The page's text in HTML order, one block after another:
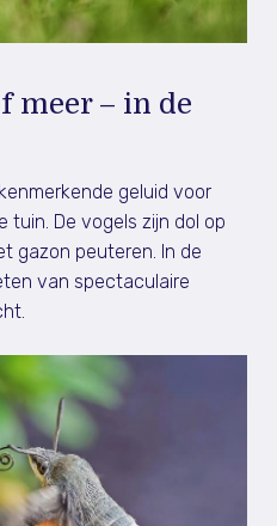
meer – in de
geluid voor
tuin. De vogels zijn dol op
gazon peuteren. In de
van spectaculaire